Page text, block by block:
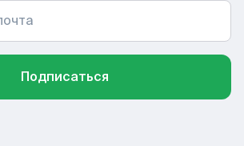
Подписаться